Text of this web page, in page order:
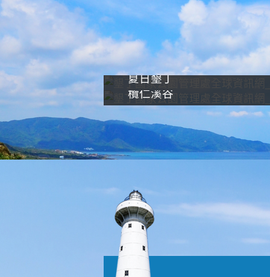
夏日墾丁
欖仁溪谷